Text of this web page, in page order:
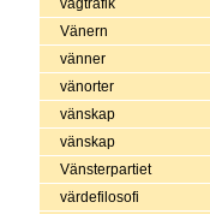
vägtrafik
Vänern
vänner
vänorter
vänskap
vänskap
Vänsterpartiet
värdefilosofi